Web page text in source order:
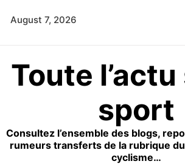
August 7, 2026
Toute
sport
Consultez l’ensemble des blogs,
rumeurs transferts de la rubrique
cyclisme…